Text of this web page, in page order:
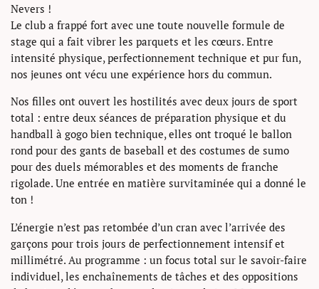
Nevers !
Le club a frappé fort avec une toute nouvelle formule de
stage qui a fait vibrer les parquets et les cœurs. Entre
intensité physique, perfectionnement technique et pur fun,
nos jeunes ont vécu une expérience hors du commun.
Nos filles ont ouvert les hostilités avec deux jours de sport
total : entre deux séances de préparation physique et du
handball à gogo bien technique, elles ont troqué le ballon
rond pour des gants de baseball et des costumes de sumo
pour des duels mémorables et des moments de franche
rigolade. Une entrée en matière survitaminée qui a donné le
ton !
L’énergie n’est pas retombée d’un cran avec l’arrivée des
garçons pour trois jours de perfectionnement intensif et
millimétré. Au programme : un focus total sur le savoir-faire
individuel, les enchaînements de tâches et des oppositions